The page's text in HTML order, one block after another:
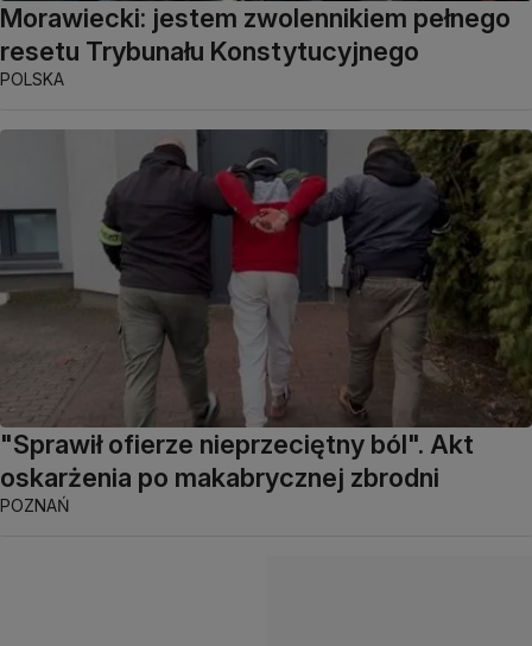
Morawiecki: jestem zwolennikiem pełnego
resetu Trybunału Konstytucyjnego
POLSKA
"Sprawił ofierze nieprzeciętny ból". Akt
oskarżenia po makabrycznej zbrodni
POZNAŃ